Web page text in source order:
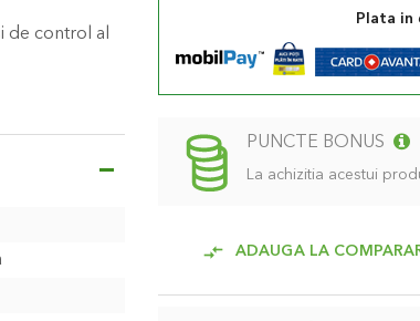
Plata in
PUNCTE BONUS
La achizitia acestui
ADAUGA LA
de control al